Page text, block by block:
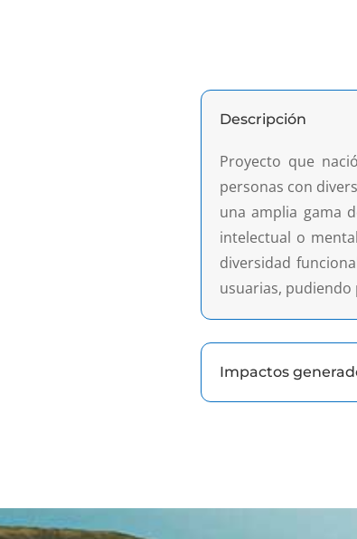
Descripción
Proyecto que
personas con
una amplia gama
intelectual o
diversidad
usuarias,
Impactos